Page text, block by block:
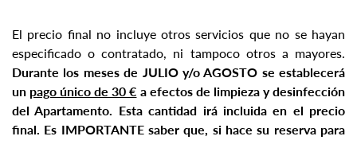
El precio final no incluye otros servicios que no se hayan
especificado o contratado, ni tampoco otros a mayores.
Durante los meses de JULIO y/o AGOSTO se establecerá
un pago único de 30 € a efectos de limpieza y desinfección
del Apartamento. Esta cantidad irá incluida en el precio
final. Es IMPORTANTE saber que, si hace su reserva para